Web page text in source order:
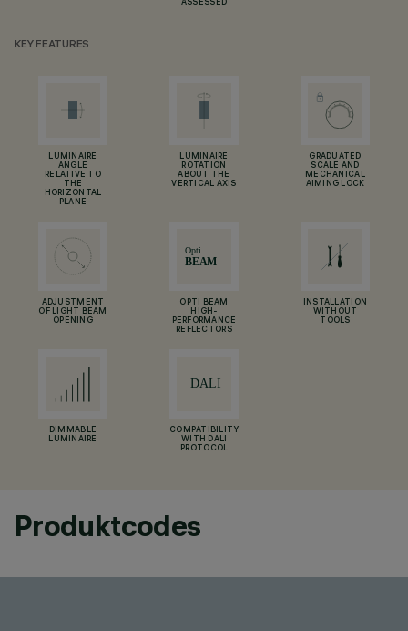
ASSESSED
KEY FEATURES
LUMINAIRE
ANGLE
RELATIVE TO
THE
HORIZONTAL
PLANE
LUMINAIRE
ROTATION
ABOUT THE
VERTICAL AXIS
GRADUATED
SCALE AND
MECHANICAL
AIMING LOCK
ADJUSTMENT
OF LIGHT BEAM
OPENING
OPTI BEAM
HIGH-
PERFORMANCE
REFLECTORS
INSTALLATION
WITHOUT
TOOLS
DIMMABLE
LUMINAIRE
COMPATIBILITY
WITH DALI
PROTOCOL
Produktcodes